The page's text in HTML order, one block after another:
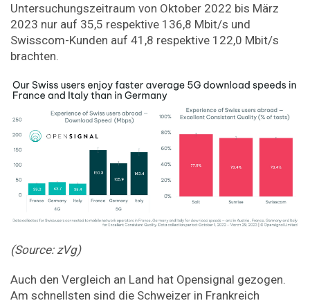
Untersuchungszeitraum von Oktober 2022 bis März
2023 nur auf 35,5 respektive 136,8 Mbit/s und
Swisscom-Kunden auf 41,8 respektive 122,0 Mbit/s
brachten.
(Source: zVg)
Auch den Vergleich an Land hat Opensignal gezogen.
Am schnellsten sind die Schweizer in Frankreich